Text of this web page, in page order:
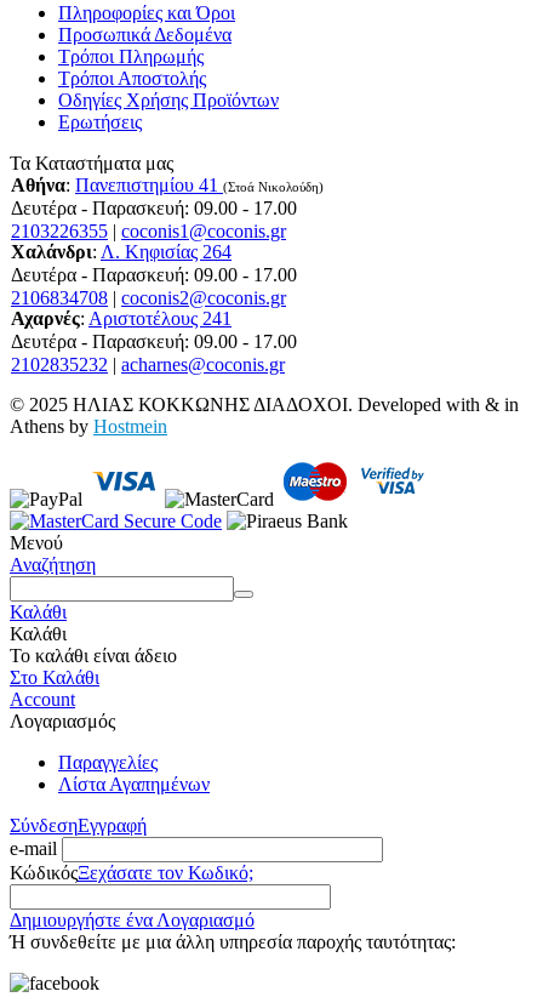
Πληροφορίες και Όροι
Προσωπικά Δεδομένα
Τρόποι Πληρωμής
Τρόποι Αποστολής
Οδηγίες Χρήσης Προϊόντων
Ερωτήσεις
Τα Καταστήματα μας
Αθήνα: Πανεπιστημίου 41 (Στοά Νικολούδη)
Δευτέρα - Παρασκευή: 09.00 - 17.00
2103226355 | coconis1@coconis.gr
Χαλάνδρι: Λ. Κηφισίας 264
Δευτέρα - Παρασκευή: 09.00 - 17.00
2106834708 | coconis2@coconis.gr
Αχαρνές: Αριστοτέλους 241
Δευτέρα - Παρασκευή: 09.00 - 17.00
2102835232 | acharnes@coconis.gr
© 2025 ΗΛΙΑΣ ΚΟΚΚΩΝΗΣ ΔΙΑΔΟΧΟΙ. Developed with & in
Athens by Hostmein
Μενού
Αναζήτηση
Καλάθι
Καλάθι
Το καλάθι είναι άδειο
Στο Καλάθι
Account
Λογαριασμός
Παραγγελίες
Λίστα Αγαπημένων
ΣύνδεσηΕγγραφή
e-mail
ΚώδικόςΞεχάσατε τον Κωδικό;
Δημιουργήστε ένα Λογαριασμό
Ή συνδεθείτε με μια άλλη υπηρεσία παροχής ταυτότητας: